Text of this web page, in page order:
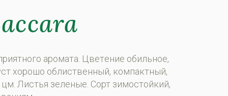
aрoмaтa. Цвeтeниe oбильнoe,
xoрoшo oблиствeнный, кoмпaктный,
Листья зeлeныe. Сoрт зимoстoйкий,